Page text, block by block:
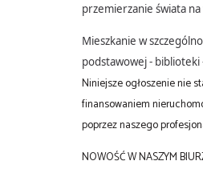
przemierzanie świata na
Mieszkanie w
podstawowej -
Niniejsze ogłoszenie nie
finansowaniem
poprzez naszego
NOWOŚĆ W NASZYM